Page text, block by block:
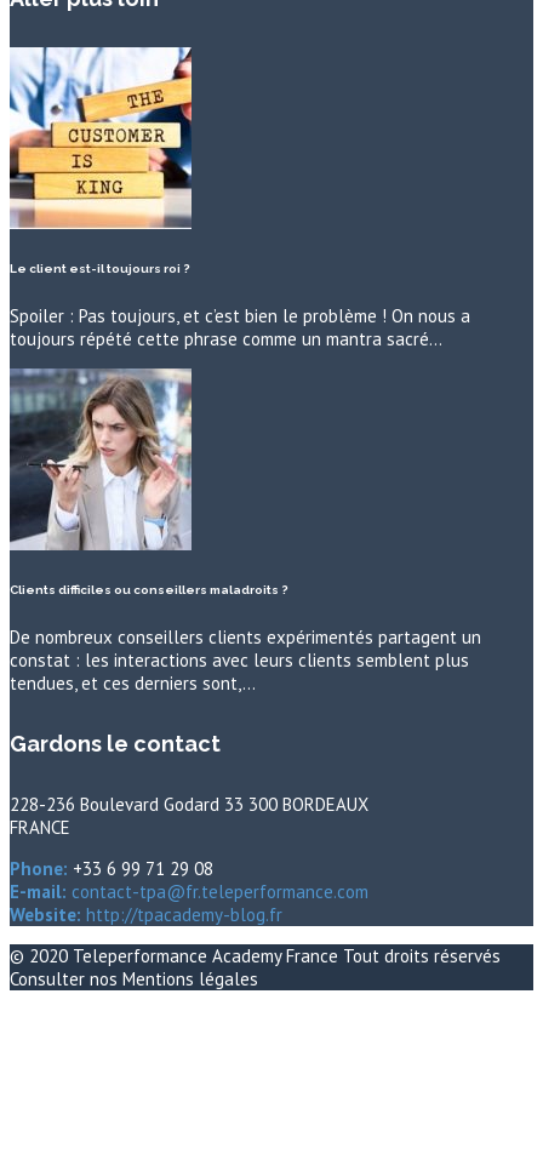
Le client est-il toujours roi ?
Spoiler : Pas toujours, et c’est bien le problème ! On nous a
toujours répété cette phrase comme un mantra sacré…
Clients difficiles ou conseillers maladroits ?
De nombreux conseillers clients expérimentés partagent un
constat : les interactions avec leurs clients semblent plus
tendues, et ces derniers sont,…
Gardons le contact
228-236 Boulevard Godard 33 300 BORDEAUX
FRANCE
Phone: +33 6 99 71 29 08
E-mail: contact-tpa@fr.teleperformance.com
Website: http://tpacademy-blog.fr
© 2020 Teleperformance Academy France Tout droits réservés
Consulter nos Mentions légales